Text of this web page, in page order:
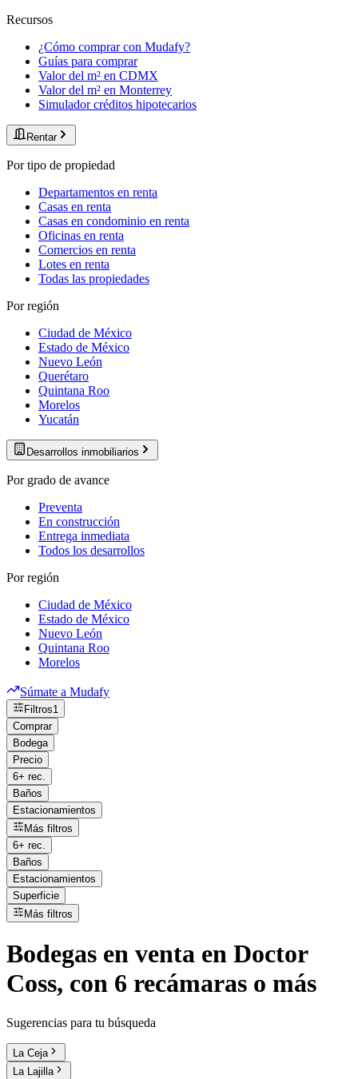
Recursos
¿Cómo comprar con Mudafy?
Guías para comprar
Valor del m² en CDMX
Valor del m² en Monterrey
Simulador créditos hipotecarios
Rentar
Por tipo de propiedad
Departamentos en renta
Casas en renta
Casas en condominio en renta
Oficinas en renta
Comercios en renta
Lotes en renta
Todas las propiedades
Por región
Ciudad de México
Estado de México
Nuevo León
Querétaro
Quintana Roo
Morelos
Yucatán
Desarrollos inmobiliarios
Por grado de avance
Preventa
En construcción
Entrega inmediata
Todos los desarrollos
Por región
Ciudad de México
Estado de México
Nuevo León
Quintana Roo
Morelos
Súmate a Mudafy
Filtros1
Comprar
Bodega
Precio
6+ rec.
Baños
Estacionamientos
Más filtros
6+ rec.
Baños
Estacionamientos
Superficie
Más filtros
Bodegas en venta en Doctor
Coss, con 6 recámaras o más
Sugerencias para tu búsqueda
La Ceja
La Lajilla